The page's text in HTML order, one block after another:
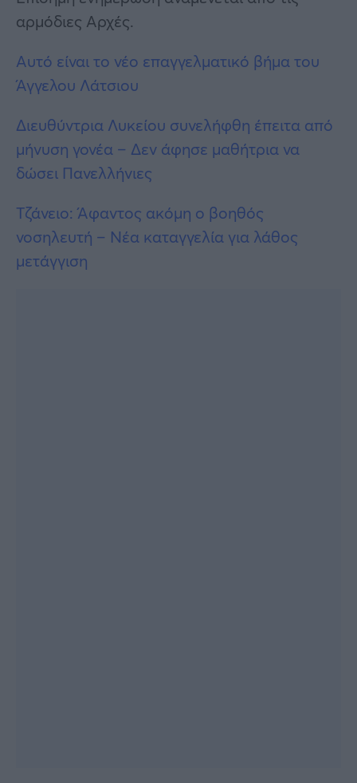
αρμόδιες Αρχές.
Αυτό είναι το νέο επαγγελματικό βήμα του
Άγγελου Λάτσιου
Διευθύντρια Λυκείου συνελήφθη έπειτα από
μήνυση γονέα – Δεν άφησε μαθήτρια να
δώσει Πανελλήνιες
Τζάνειο: Άφαντος ακόμη ο βοηθός
νοσηλευτή – Νέα καταγγελία για λάθος
μετάγγιση